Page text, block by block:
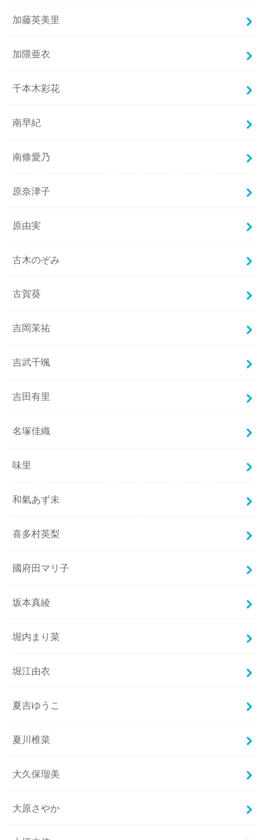
加藤英美里
加隈亜衣
千本木彩花
南早紀
南條愛乃
原奈津子
原由実
古木のぞみ
古賀葵
吉岡茉祐
吉武千颯
吉田有里
名塚佳織
味里
和氣あず未
喜多村英梨
國府田マリ子
坂本真綾
堀内まり菜
堀江由衣
夏吉ゆうこ
夏川椎菜
大久保瑠美
大原さやか